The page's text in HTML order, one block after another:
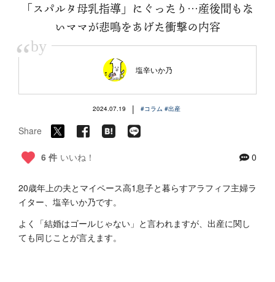
「スパルタ母乳指導」にぐったり…産後間もな
いママが悲鳴をあげた衝撃の内容
“by
塩辛いか乃
2024.07.19 | #コラム #出産
Share
6 件 いいね！ 0
20歳年上の夫とマイペース高1息子と暮らすアラフィフ主婦ラ
イター、塩辛いか乃です。
よく「結婚はゴールじゃない」と言われますが、出産に関し
ても同じことが言えます。